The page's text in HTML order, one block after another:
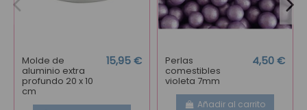
Molde de
aluminio extra
profundo 20 x 10
cm
15,95 € Perlas
comestibles
violeta 7mm
4,50 €
Añadir al carrito